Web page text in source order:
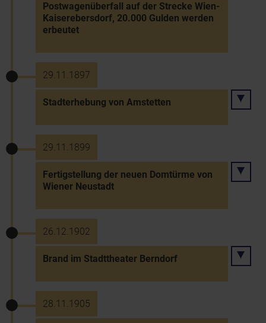
Postwagenüberfall auf der Strecke Wien-
Kaiserebersdorf, 20.000 Gulden werden
erbeutet
29.11.1897
Stadterhebung von Amstetten
29.11.1899
Fertigstellung der neuen Domtürme von
Wiener Neustadt
26.12.1902
Brand im Stadttheater Berndorf
28.11.1905